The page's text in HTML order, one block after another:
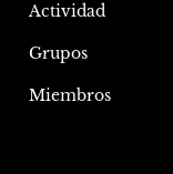
Actividad
Grupos
Miembros